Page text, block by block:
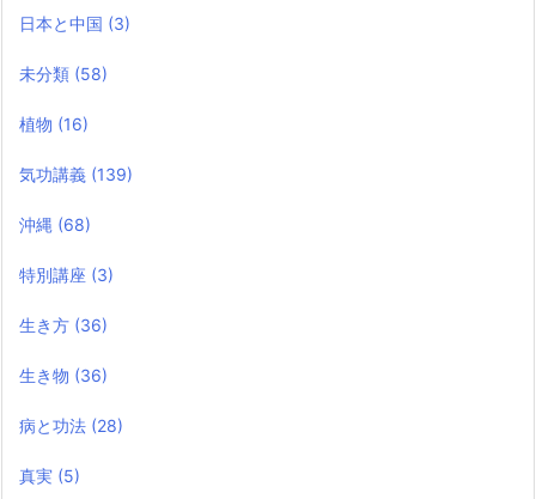
日本と中国 (3)
未分類 (58)
植物 (16)
気功講義 (139)
沖縄 (68)
特別講座 (3)
生き方 (36)
生き物 (36)
病と功法 (28)
真実 (5)